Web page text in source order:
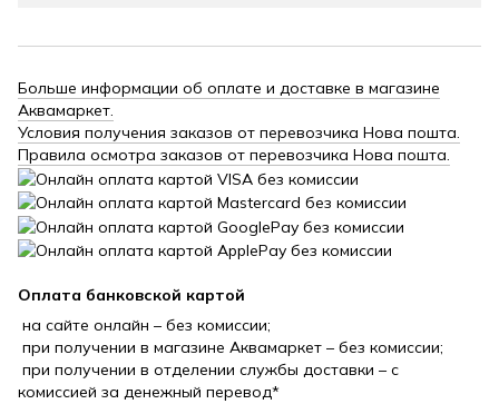
Больше информации об оплате и доставке в магазине
Аквамаркет.
Условия получения заказов от перевозчика Нова пошта.
Правила осмотра заказов от перевозчика Нова пошта.
Оплата банковской картой
на сайте онлайн – без комиссии;
при получении в магазине Аквамаркет – без комиссии;
при получении в отделении службы доставки – с
комиссией за денежный перевод*